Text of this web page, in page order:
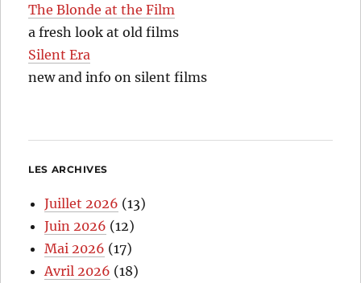
The Blonde at the Film
a fresh look at old films
Silent Era
new and info on silent films
LES ARCHIVES
Juillet 2026 (13)
Juin 2026 (12)
Mai 2026 (17)
Avril 2026 (18)